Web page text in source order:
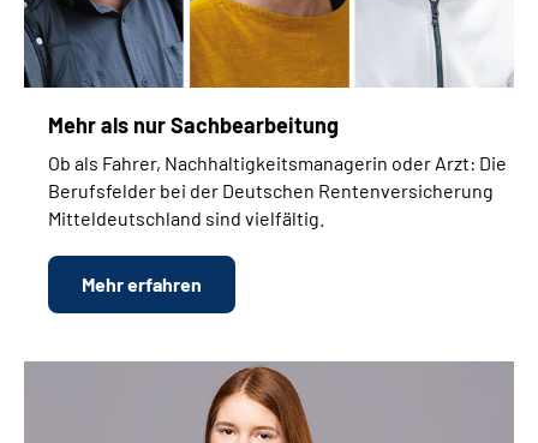
Mehr als nur Sachbearbeitung
Ob als Fahrer, Nachhaltigkeitsmanagerin oder Arzt: Die
Berufsfelder bei der Deutschen Rentenversicherung
Mitteldeutschland sind vielfältig.
Mehr erfahren